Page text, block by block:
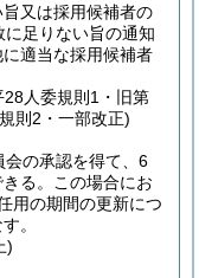
又は採用候補者の
足りない旨の通知
適当な採用候補者
人委規則1・旧第
則2・一部改正)
の承認を得て、6
る。
この場合にお
用の期間の更新につ
。
)